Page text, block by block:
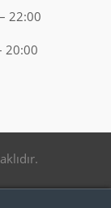
22:00
20:00